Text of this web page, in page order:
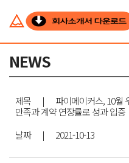
NEWS
제목 |
파이메이커스, 10월
만족과 계약 연장률로 성과 입증
날짜
| 2021-10-13